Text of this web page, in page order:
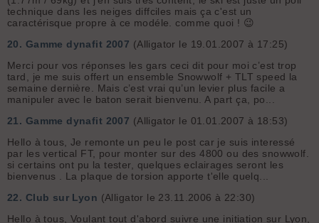
technique dans les neiges diffciles mais ça c'est un
caractérisque propre à ce modéle. comme quoi ! 😉
20. Gamme dynafit 2007 (Alligator le 19.01.2007 à 17:25)
Merci pour vos réponses les gars ceci dit pour moi c’est trop
tard, je me suis offert un ensemble Snowwolf + TLT speed la
semaine dernière. Mais c’est vrai qu’un levier plus facile a
manipuler avec le baton serait bienvenu. A part ça, po...
21. Gamme dynafit 2007 (Alligator le 01.01.2007 à 18:53)
Hello à tous, Je remonte un peu le post car je suis interessé
par les vertical FT, pour monter sur des 4800 ou des snowwolf.
si certains ont pu la tester, quelques eclairages seront les
bienvenus . La plaque de torsion apporte t'elle quelq...
22. Club sur Lyon (Alligator le 23.11.2006 à 22:30)
Hello à tous, Voulant tout d'abord suivre une initiation sur Lyon,